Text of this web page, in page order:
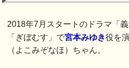
2018年7月スタートのドラマ「
「ぎぼむす」で宮本みゆき役を
（よこみぞなほ）ちゃん。